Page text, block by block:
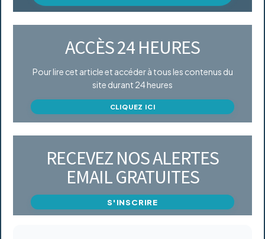
ACCÈS 24 HEURES
Pour lire cet article et accéder à tous les contenus du
site durant 24 heures
CLIQUEZ ICI
RECEVEZ NOS ALERTES
EMAIL GRATUITES
S'INSCRIRE